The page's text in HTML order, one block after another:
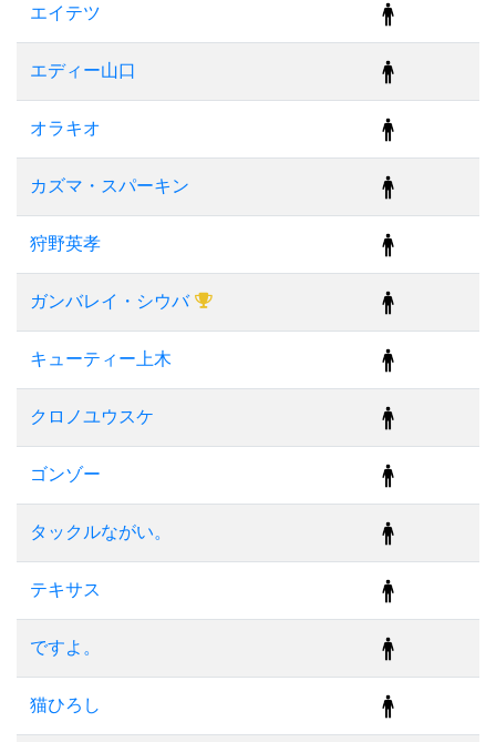
エイテツ
エディー山口
オラキオ
カズマ・スパーキン
狩野英孝
ガンバレイ・シウバ
キューティー上木
クロノユウスケ
ゴンゾー
タックルながい。
テキサス
ですよ。
猫ひろし